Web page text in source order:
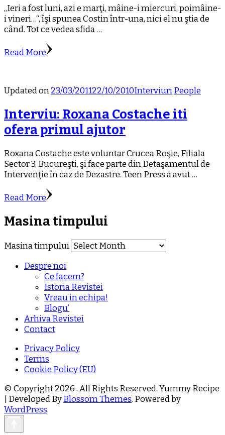
„Ieri a fost luni, azi e marţi, mâine-i miercuri, poimâine-
i vineri…“, îşi spunea Costin într-una, nici el nu ştia de
când. Tot ce vedea sfida …
Read More
Updated on23/03/201122/10/2010InterviuriPeople
Interviu: Roxana Costache iti
ofera primul ajutor
Roxana Costache este voluntar Crucea Roşie, Filiala
Sector 3, Bucureşti, şi face parte din Detaşamentul de
Intervenţie în caz de Dezastre. Teen Press a avut …
Read More
Masina timpului
Masina timpului
Despre noi
Ce facem?
Istoria Revistei
Vreau in echipa!
Blogu’
Arhiva Revistei
Contact
Privacy Policy
Terms
Cookie Policy (EU)
© Copyright 2026. All Rights Reserved.Yummy Recipe
| Developed ByBlossom Themes. Powered by
WordPress.